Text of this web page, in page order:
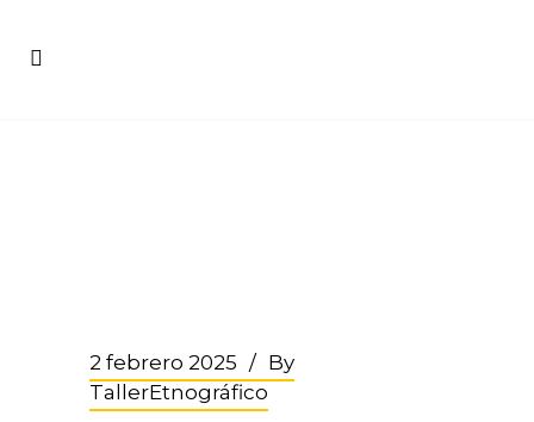
2 febrero 2025
By
TallerEtnográfico